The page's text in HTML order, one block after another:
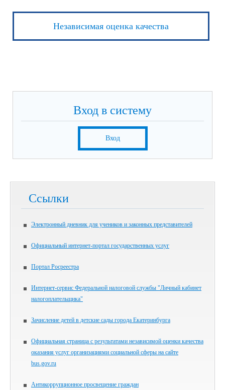
Независимая оценка качества
Вход в систему
Вход
Ссылки
Электронный дневник для учеников и законных представителей
Официальный интернет-портал государственных услуг
Портал Росреестра
Интернет-сервис Федеральной налоговой службы "Личный кабинет
налогоплательщика"
Зачисление детей в детские сады города Екатеринбурга
Официальная страница с результатами независимой оценки качества
оказания услуг организациями социальной сферы на сайте
bus.gov.ru
Антикоррупционное просвещение граждан